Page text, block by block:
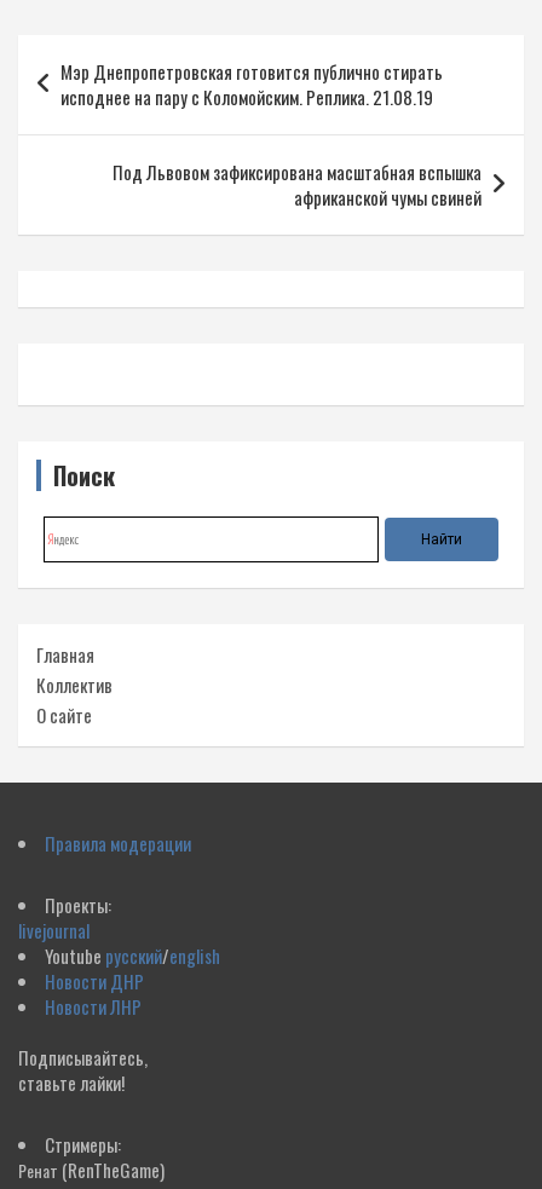
по
записям
Мэр Днепропетровская готовится публично стирать
исподнее на пару с Коломойским. Реплика. 21.08.19
Под Львовом зафиксирована масштабная вспышка
африканской чумы свиней
Поиск
Главная
Коллектив
О сайте
Правила модерации
Проекты:
livejournal
Youtube русский/english
Новости ДНР
Новости ЛНР
Подписывайтесь,
ставьте лайки!
Стримеры:
Ренат (RenTheGame)